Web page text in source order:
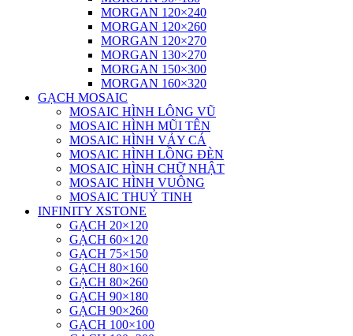
MORGAN 120×240
MORGAN 120×260
MORGAN 120×270
MORGAN 130×270
MORGAN 150×300
MORGAN 160×320
GẠCH MOSAIC
MOSAIC HÌNH LÔNG VŨ
MOSAIC HÌNH MŨI TÊN
MOSAIC HÌNH VẢY CÁ
MOSAIC HÌNH LỒNG ĐÈN
MOSAIC HÌNH CHỮ NHẬT
MOSAIC HÌNH VUÔNG
MOSAIC THUỶ TINH
INFINITY XSTONE
GẠCH 20×120
GẠCH 60×120
GẠCH 75×150
GẠCH 80×160
GẠCH 80×260
GẠCH 90×180
GẠCH 90×260
GẠCH 100×100